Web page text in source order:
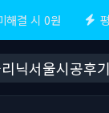
해결 시 0원
닉서울시공후기